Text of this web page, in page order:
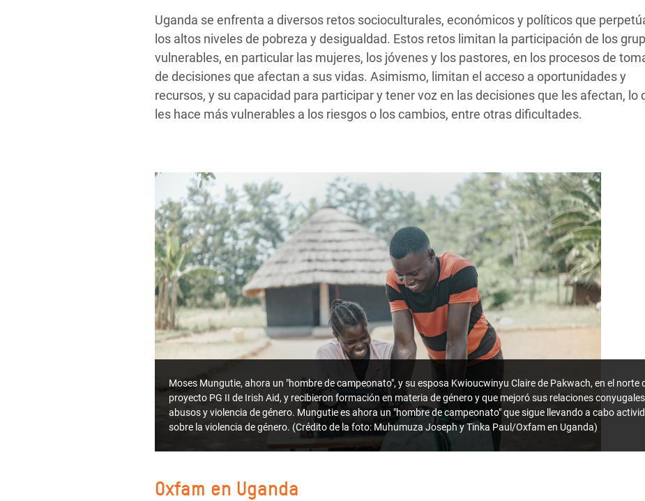
Uganda se enfrenta a diversos retos socioculturales, económicos y políticos que
los altos niveles de pobreza y desigualdad. Estos retos limitan la participación de los
vulnerables, en particular las mujeres, los jóvenes y los pastores, en los procesos de
de decisiones que afectan a sus vidas. Asimismo, limitan el acceso a oportunidades y
recursos, y su capacidad para participar y tener voz en las decisiones que les afectan, lo
les hace más vulnerables a los riesgos o los cambios, entre otras dificultades.
Moses Mungutie, ahora un "hombre de campeonato", y su esposa Kwioucwinyu Claire de Pakwach, en el norte
proyecto PG II de Irish Aid, y recibieron formación en materia de género y que mejoró sus relaciones
abusos y violencia de género. Mungutie es ahora un "hombre de campeonato" que sigue llevando a cabo
sobre la violencia de género. (Crédito de la foto: Muhumuza Joseph y Tinka Paul/Oxfam en Uganda)
Oxfam en Uganda